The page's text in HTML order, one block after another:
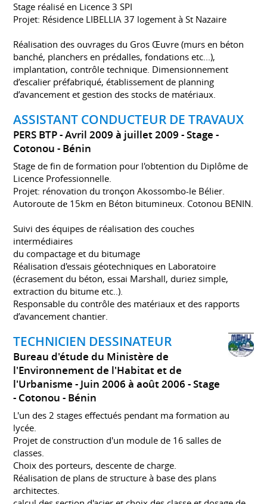
Stage réalisé en Licence 3 SPI
Projet: Résidence LIBELLIA 37 logement à St Nazaire
Réalisation des ouvrages du Gros Œuvre (murs en béton
banché, planchers en prédalles, fondations etc...),
implantation, contrôle technique. Dimensionnement
d’escalier préfabriqué, établissement de planning
d’avancement et gestion des stocks de matériaux.
ASSISTANT CONDUCTEUR DE TRAVAUX
PERS BTP Avril 2009 à juillet 2009 Stage
Cotonou
Bénin
Stage de fin de formation pour l'obtention du Diplôme de
Licence Professionnelle.
Projet: rénovation du tronçon Akossombo-le Bélier.
Autoroute de 15km en Béton bitumineux. Cotonou BENIN.
Suivi des équipes de réalisation des couches
intermédiaires
du compactage et du bitumage
Réalisation d'essais géotechniques en Laboratoire
(écrasement du béton, essai Marshall, duriez simple,
extraction du bitume etc..).
Responsable du contrôle des matériaux et des rapports
d’avancement chantier.
TECHNICIEN DESSINATEUR
Bureau d'étude du Ministère de
l'Environnement de l'Habitat et de
l'Urbanisme
Juin 2006 à août 2006 Stage
Cotonou
Bénin
L'un des 2 stages effectués pendant ma formation au
lycée.
Projet de construction d'un module de 16 salles de
classes.
Choix des porteurs, descente de charge.
Réalisation de plans de structure à base des plans
architectes.